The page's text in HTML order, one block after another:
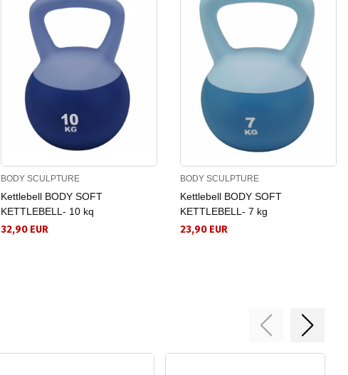
BODY SCULPTURE
Kettlebell BODY SOFT
KETTLEBELL- 10 kq
32,90 EUR
BODY SCULPTURE
Kettlebell BODY SOFT
KETTLEBELL- 7 kg
23,90 EUR